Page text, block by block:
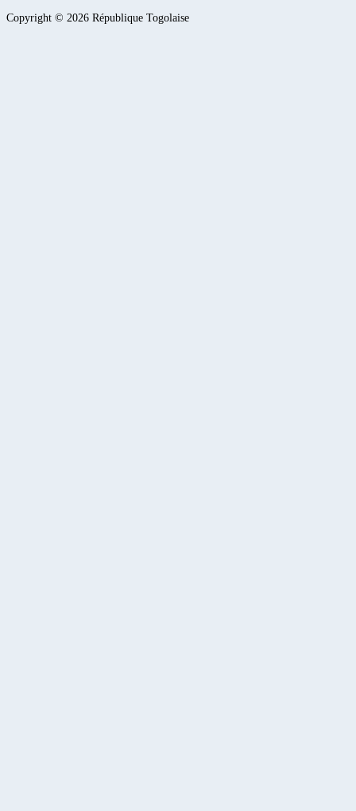
Copyright © 2026 République Togolaise